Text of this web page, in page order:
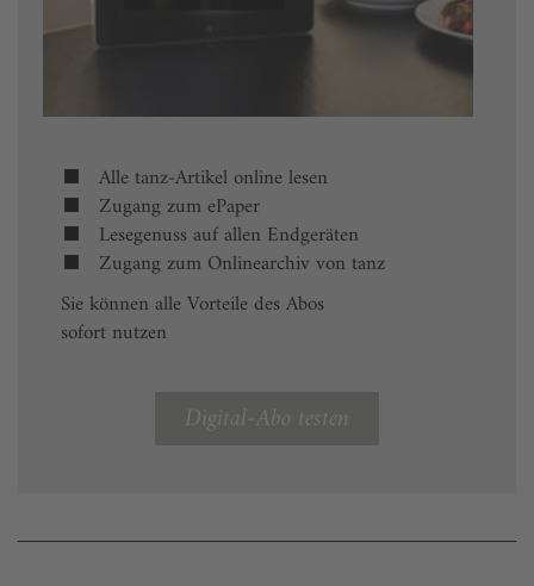
Alle tanz-Artikel online lesen
Zugang zum ePaper
Lesegenuss auf allen Endgeräten
Zugang zum Onlinearchiv von tanz
Sie können alle Vorteile des Abos
sofort nutzen
Digital-Abo testen